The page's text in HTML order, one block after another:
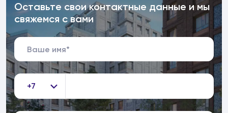
Оставьте свои контактные данные и мы
свяжемся с вами
+7